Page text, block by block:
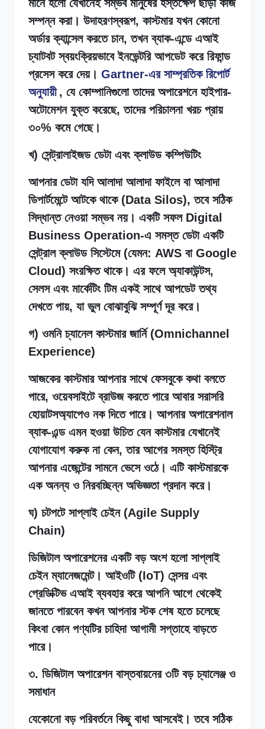
মানে হলো যেখানেই সম্ভব মানুষের হস্তক্ষেপ ছাড়া কাজ
সম্পন্ন করা। উদাহরণস্বরূপ, কাস্টমার যখন কোনো
অর্ডার ক্যান্সেল করতে চান, তখন ব্যাক-এন্ডে এআই
চ্যাটবট স্বয়ংক্রিয়ভাবে ইনভেন্টরি আপডেট করে রিফান্ড
প্রসেস করে দেয়। Gartner-এর সাম্প্রতিক রিপোর্ট
অনুযায়ী , যে কোম্পানিগুলো তাদের অপারেশনে হাইপার-
অটোমেশন যুক্ত করেছে, তাদের পরিচালনা খরচ প্রায়
৩০% কমে গেছে।
খ) সেন্ট্রালাইজড ডেটা এবং ক্লাউড কম্পিউটিং
আপনার ডেটা যদি আলাদা আলাদা ফাইলে বা আলাদা
ডিপার্টমেন্টে আটকে থাকে (Data Silos), তবে সঠিক
সিদ্ধান্ত নেওয়া সম্ভব নয়। একটি সফল Digital
Business Operation-এ সমস্ত ডেটা একটি
সেন্ট্রাল ক্লাউড সিস্টেমে (যেমন: AWS বা Google
Cloud) সংরক্ষিত থাকে। এর ফলে অ্যাকাউন্টস,
সেলস এবং মার্কেটিং টিম একই সাথে আপডেট তথ্য
দেখতে পায়, যা ভুল বোঝাবুঝি সম্পূর্ণ দূর করে।
গ) ওমনি চ্যানেল কাস্টমার জার্নি (Omnichannel
Experience)
আজকের কাস্টমার আপনার সাথে ফেসবুকে কথা বলতে
পারে, ওয়েবসাইটে ব্রাউজ করতে পারে আবার সরাসরি
হোয়াটসঅ্যাপেও নক দিতে পারে। আপনার অপারেশনাল
ব্যাক-এন্ড এমন হওয়া উচিত যেন কাস্টমার যেখানেই
যোগাযোগ করুক না কেন, তার আগের সমস্ত হিস্ট্রি
আপনার এজেন্টের সামনে ভেসে ওঠে। এটি কাস্টমারকে
এক অনন্য ও নিরবচ্ছিন্ন অভিজ্ঞতা প্রদান করে।
ঘ) চটপটে সাপ্লাই চেইন (Agile Supply
Chain)
ডিজিটাল অপারেশনের একটি বড় অংশ হলো সাপ্লাই
চেইন ম্যানেজমেন্ট। আইওটি (IoT) সেন্সর এবং
প্রেডিক্টিভ এআই ব্যবহার করে আপনি আগে থেকেই
জানতে পারবেন কখন আপনার স্টক শেষ হতে চলেছে
কিংবা কোন পণ্যটির চাহিদা আগামী সপ্তাহে বাড়তে
পারে।
৩. ডিজিটাল অপারেশন বাস্তবায়নের ৩টি বড় চ্যালেঞ্জ ও
সমাধান
যেকোনো বড় পরিবর্তনে কিছু বাধা আসবেই। তবে সঠিক